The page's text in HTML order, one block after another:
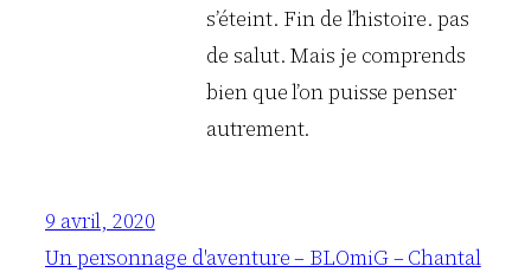
s’éteint. Fin de l’histoire. pas
de salut. Mais je comprends
bien que l’on puisse penser
autrement.
9 avril, 2020
Un personnage d'aventure – BLOmiG – Chantal